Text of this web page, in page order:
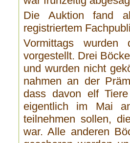
Die Auktion fand
registriertem
Vormittags wurden
vorgestellt. Drei
und wurden nicht
nahmen an der
dass davon elf
eigentlich im Mai
teilnehmen sollen,
war. Alle anderen